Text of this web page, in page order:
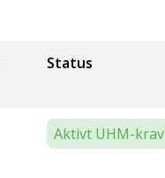
Status
Aktivt UHM-krav